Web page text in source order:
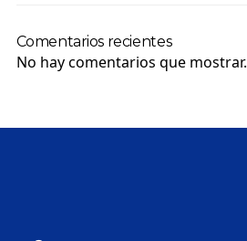
Comentarios recientes
No hay comentarios que mostrar.